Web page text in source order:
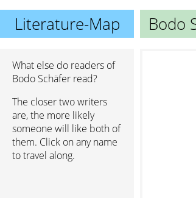
Literature-Map Bodo
What else do readers of
Bodo Schäfer read?
The closer two writers
are, the more likely
someone will like both of
them. Click on any name
to travel along.